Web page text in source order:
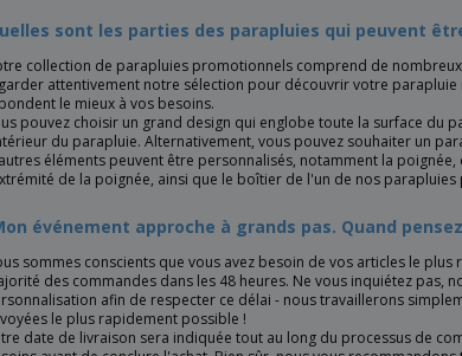
sont les parties des parapluies qui peuvent
collection de parapluies promotionnels comprend de
attentivement notre sélection pour découvrir votre
le mieux à vos besoins.
pouvez choisir un grand design qui englobe toute la surface du
du parapluie. Alternativement, vous pouvez souhaiter un
éléments peuvent être personnalisés, notamment la
de la poignée, ainsi que le boîtier de l'un de nos parapluies
événement approche à grands pas. Quand
sommes conscients que vous avez besoin de vos articles le
des commandes dans les 48 heures. Ne vous inquiétez pas,
afin de respecter ce délai - nous travaillerons
le plus rapidement possible !
date de livraison sera indiquée tout au long du processus de